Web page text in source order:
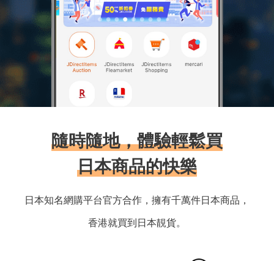
隨時隨地，體驗輕鬆買
日本商品的快樂
日本知名網購平台官方合作，擁有千萬件日本商品，
香港就買到日本靚貨。